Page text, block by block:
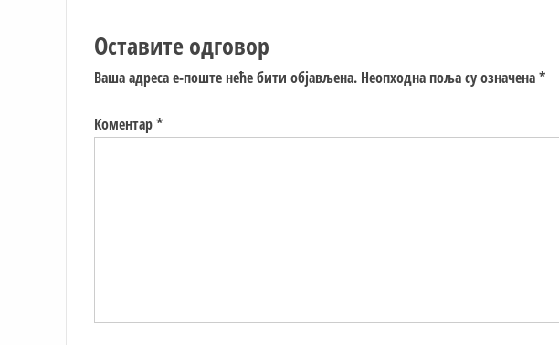
Оставите одговор
Ваша адреса е-поште неће бити објављена. Неопходна поља су означена*
Коментар*